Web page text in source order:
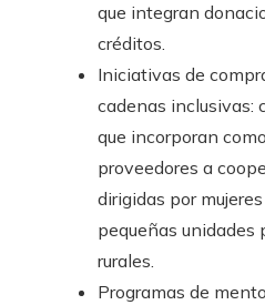
que integran
créditos.
Iniciativas de
cadenas inclusivas:
que incorporan como
proveedores a
dirigidas por
pequeñas unidades
rurales.
Programas de